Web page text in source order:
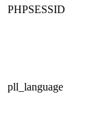
PHPSESSID
pll_language